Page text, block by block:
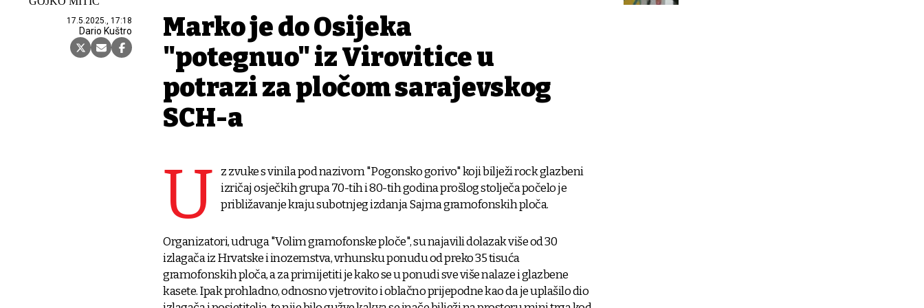
17.5.2025., 17:18
Dario Kuštro
Marko je do Osijeka
"potegnuo" iz Virovitice u
potrazi za pločom sarajevskog
SCH-a
U
z zvuke s vinila pod nazivom "Pogonsko gorivo" koji bilježi rock glazbeni
izričaj osječkih grupa 70-tih i 80-tih godina prošlog stolječa počelo je
približavanje kraju subotnjeg izdanja Sajma gramofonskih ploča.
Organizatori, udruga "Volim gramofonske ploče", su najavili dolazak više od 30
izlagača iz Hrvatske i inozemstva, vrhunsku ponudu od preko 35 tisuća
gramofonskih ploča, a za primijetiti je kako se u ponudi sve više nalaze i glazbene
kasete. Ipak prohladno, odnosno vjetrovito i oblačno prijepodne kao da je uplašilo dio